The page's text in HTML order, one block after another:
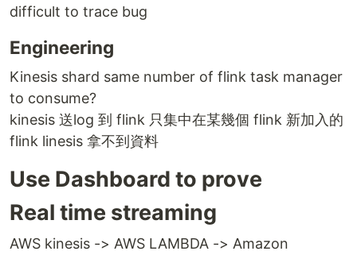
difficult to trace bug
Engineering
Kinesis shard same number of flink task manager
to consume?
kinesis 送log 到 flink 只集中在某幾個 flink 新加入的
flink linesis 拿不到資料
Use Dashboard to prove
Real time streaming
AWS kinesis -> AWS LAMBDA -> Amazon